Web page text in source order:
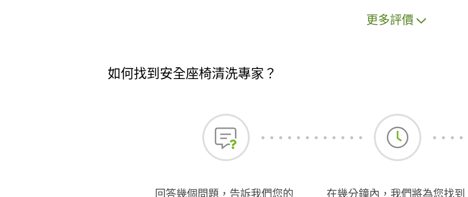
更多評價
如何找到安全座椅清洗專家？
回答幾個問題，告訴我們您的 在幾分鐘內，我們將為您找到